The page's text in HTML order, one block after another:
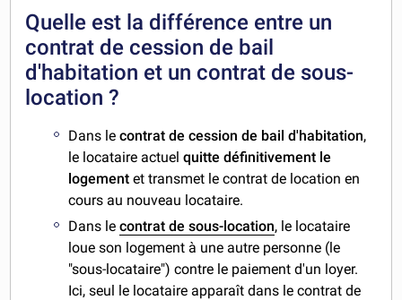
Quelle est la différence entre un
contrat de cession de bail
d'habitation et un contrat de sous-
location ?
Dans lecontrat de cession de bail d'habitation,
le locataire actuelquitte définitivement le
logement et transmet le contrat de location en
cours au nouveau locataire.
Dans lecontrat de sous-location, le locataire
loue son logement à une autre personne (le
"sous-locataire") contre le paiement d'un loyer.
Ici, seul le locataire apparaît dans le contrat de